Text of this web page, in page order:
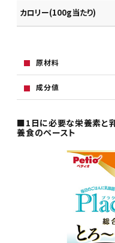
カロリー(100g当たり)
原材料
成分値
■1日に必要な栄養素と
養食のペースト